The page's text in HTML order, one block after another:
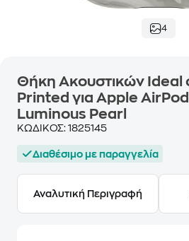
4
Θήκη Ακουστικών Ideal
Printed για Apple
Luminous Pearl
ΚΩΔΙΚΟΣ: 1825145
Διαθέσιμο με παραγγελία
Αναλυτική Περιγραφή